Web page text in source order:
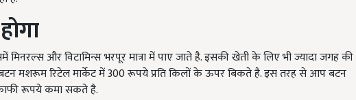
और विटामिन्स भरपूर मात्रा में पाए जाते है. इसकी खेती के लिए भी ज्यादा जगह की
मशरूम रिटेल मार्केट में 300 रूपये प्रति किलों के ऊपर बिकते है. इस तरह से आप बटन
रूपये कमा सकते है.